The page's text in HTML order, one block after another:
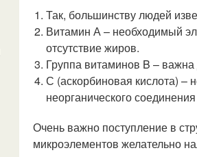
Так, большинству людей
Витамин А – необходимый
отсутствие жиров.
Группа витаминов B –
С (аскорбиновая кислота) –
неорганического
Очень важно поступление в
микроэлементов желательно